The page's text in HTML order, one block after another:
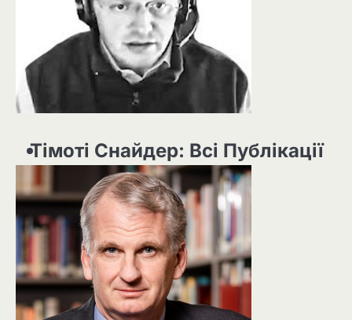
Тімоті Снайдер: Всі Публікації